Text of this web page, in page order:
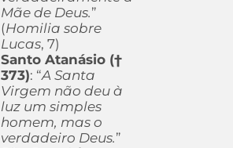
Mãe de Deus.”
(Homilia sobre
Lucas, 7)
Santo Atanásio (†
373): “A Santa
Virgem não deu à
luz um simples
homem, mas o
verdadeiro Deus.”